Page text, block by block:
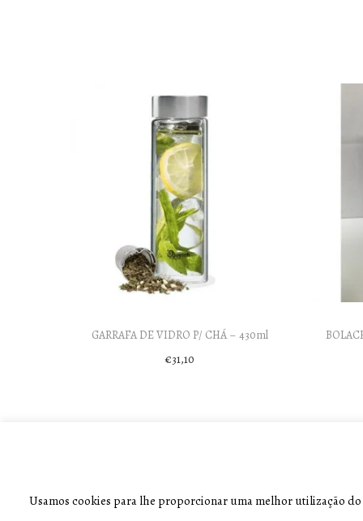
GARRAFA DE VIDRO P/ CHÁ – 430ml
€31,10
Usamos cookies para lhe proporcionar uma melhor utilização